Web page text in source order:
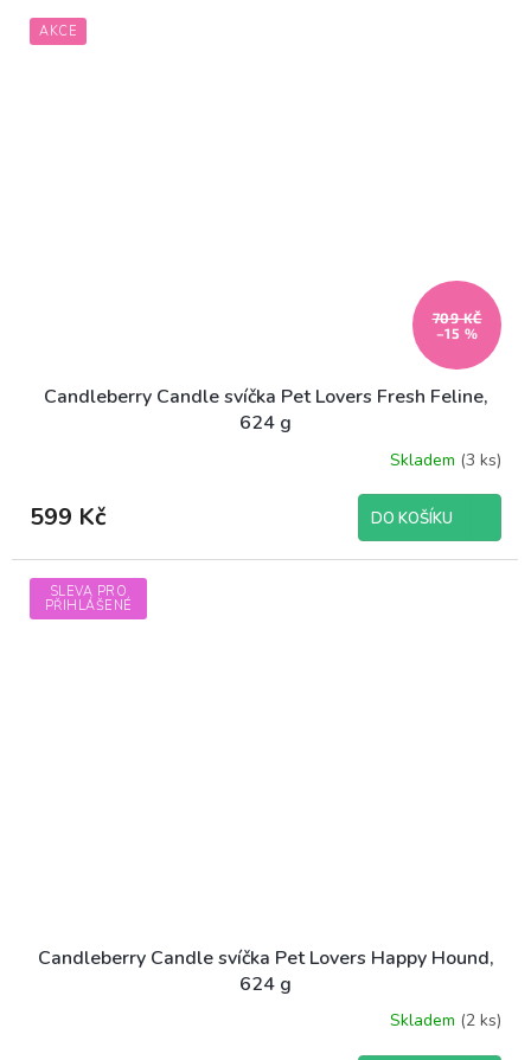
AKCE
709 KČ
–15 %
Candleberry Candle svíčka Pet Lovers Fresh Feline,
624 g
Skladem (3 ks)
599 Kč DO KOŠÍKU
SLEVA PRO
PŘIHLÁŠENÉ
Candleberry Candle svíčka Pet Lovers Happy Hound,
624 g
Skladem (2 ks)